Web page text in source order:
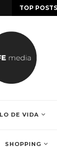
TOP POSTS
PARA
DE VIDA
SHOPPING